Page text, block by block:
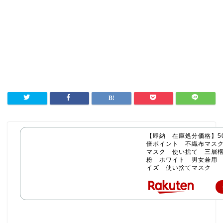
【即納 在庫処分価格
倍ポイント 不織布マ
マスク 使い捨て 三層
粉 ホワイト 男女兼用
イズ 使い捨てマスク